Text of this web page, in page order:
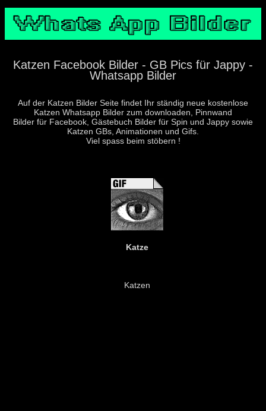
Katzen Facebook Bilder - GB Pics für Jappy -
Whatsapp Bilder
Auf der Katzen Bilder Seite findet Ihr ständig neue kostenlose
Katzen Whatsapp Bilder zum downloaden, Pinnwand
Bilder für Facebook, Gästebuch Bilder für Spin und Jappy sowie
Katzen GBs, Animationen und Gifs.
Viel spass beim stöbern !
Katze
Katzen